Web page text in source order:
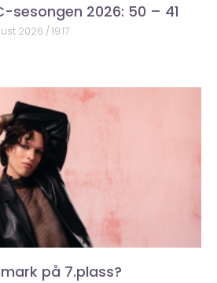
sesongen 2026: 50 – 41
2026 19:17
på 7.plass?